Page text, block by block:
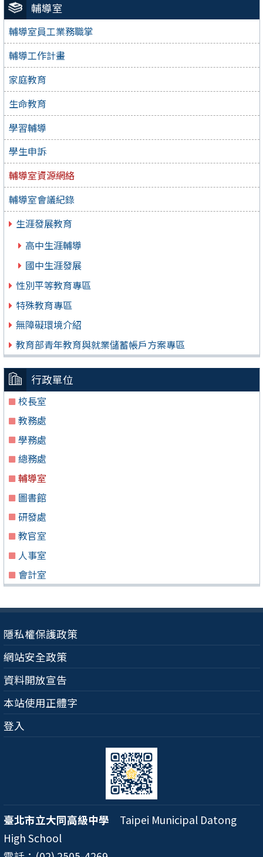
輔導室
輔導室員工業務職掌
輔導工作計畫
家庭教育
生命教育
學習輔導
學生申訴
輔導室資源網絡
輔導室會議紀錄
生涯發展教育
高中生涯輔導
國中生涯發展
性別平等教育專區
特殊教育專區
無障礙環境介紹
教育部青年教育與就業儲蓄帳戶方案專區
行政單位
校長室
教務處
學務處
總務處
輔導室
圖書館
研發處
教官室
人事室
會計室
隱私權保護政策
網站安全政策
資料開放宣告
本站使用正體字
登入
臺北市立大同高級中學 Taipei Municipal Datong
High School